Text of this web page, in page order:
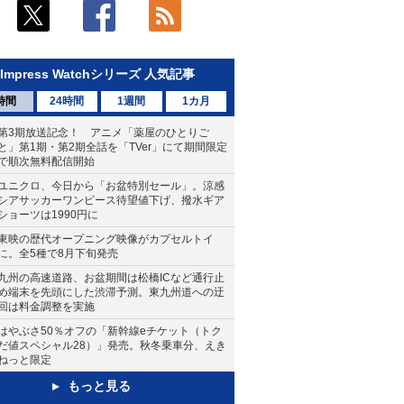
Impress Watchシリーズ 人気記事
間 24時間 1週間 1カ月
3期放送記念！ アニメ「薬屋のひとりご
」第1期・第2期全話を「TVer」にて期間限定
順次無料配信開始
ニクロ、今日から「お盆特別セール」。涼感
アサッカーワンピース待望値下げ、撥水ギア
ョーツは1990円に
映の歴代オープニング映像がカプセルトイ
。全5種で8月下旬発売
州の高速道路、お盆期間は松橋ICなど通行止
端末を先頭にした渋滞予測。東九州道への迂
は料金調整を実施
やぶさ50％オフの「新幹線eチケット（トク
値スペシャル28）」発売。秋冬乗車分、えき
っと限定
もっと見る